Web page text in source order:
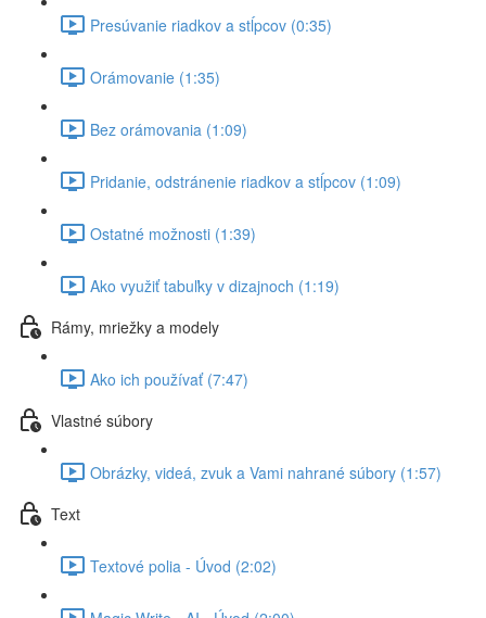
Presúvanie riadkov a stĺpcov (0:35)
Orámovanie (1:35)
Bez orámovania (1:09)
Pridanie, odstránenie riadkov a stĺpcov (1:09)
Ostatné možnosti (1:39)
Ako využiť tabuľky v dizajnoch (1:19)
Rámy, mriežky a modely
Ako ich používať (7:47)
Vlastné súbory
Obrázky, videá, zvuk a Vami nahrané súbory (1:57)
Text
Textové polia - Úvod (2:02)